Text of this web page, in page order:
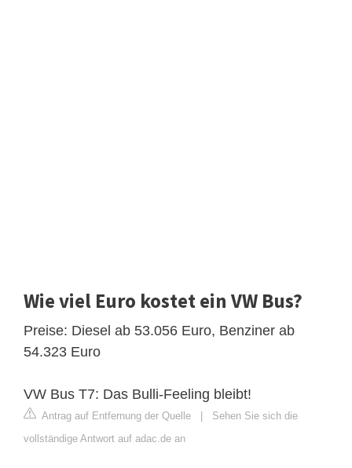
Wie viel Euro kostet ein VW Bus?
Preise: Diesel ab 53.056 Euro, Benziner ab
54.323 Euro
VW Bus T7: Das Bulli-Feeling bleibt!
Antrag auf Entfernung der Quelle
Sehen Sie sich die
vollständige Antwort auf adac.de an